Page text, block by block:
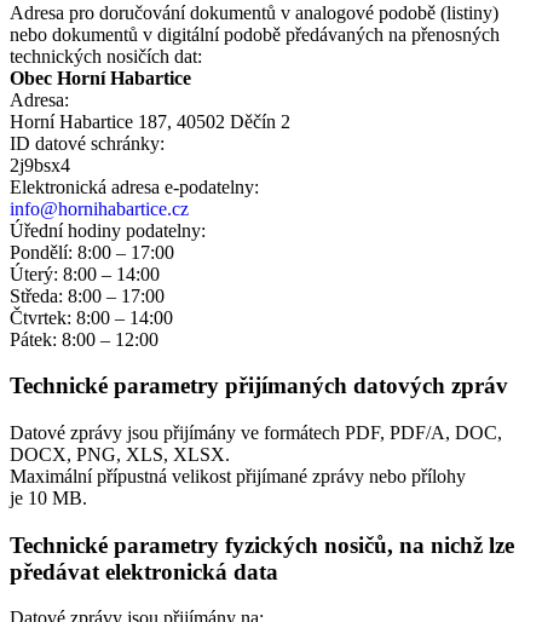
Adresa pro doručování dokumentů v analogové podobě (listiny)
nebo dokumentů v digitální podobě předávaných na přenosných
technických nosičích dat:
Obec Horní Habartice
Adresa:
Horní Habartice 187, 40502 Děčín 2
ID datové schránky:
2j9bsx4
Elektronická adresa e‑podatelny:
info@hornihabartice.cz
Úřední hodiny podatelny:
Pondělí: 8:00 – 17:00
Úterý: 8:00 – 14:00
Středa: 8:00 – 17:00
Čtvrtek: 8:00 – 14:00
Pátek: 8:00 – 12:00
Technické parametry přijímaných datových zpráv
Datové zprávy jsou přijímány ve formátech PDF, PDF/A, DOC,
DOCX, PNG, XLS, XLSX.
Maximální přípustná velikost přijímané zprávy nebo přílohy
je 10 MB.
Technické parametry fyzických nosičů, na nichž lze
předávat elektronická data